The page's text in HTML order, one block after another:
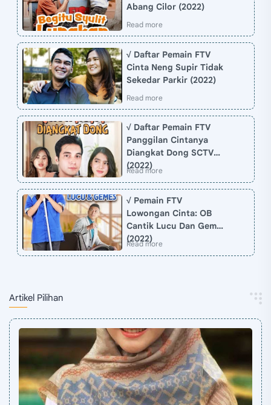
Abang Cilor (2022)
√ Daftar Pemain FTV
Cinta Neng Supir Tidak
Sekedar Parkir (2022)
√ Daftar Pemain FTV
Panggilan Cintanya
Diangkat Dong SCTV
(2022)
√ Pemain FTV
Lowongan Cinta: OB
Cantik Lucu Dan Gemes
(2022)
Artikel Pilihan